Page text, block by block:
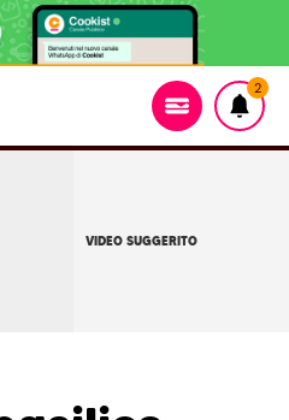
2
VIDEO SUGGERITO